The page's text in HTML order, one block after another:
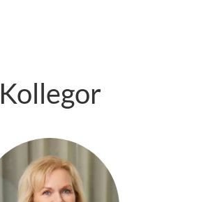
Kollegor